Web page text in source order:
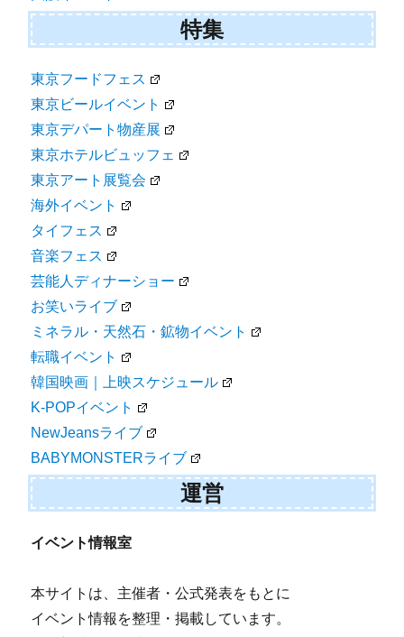
特集
東京フードフェス
東京ビールイベント
東京デパート物産展
東京ホテルビュッフェ
東京アート展覧会
海外イベント
タイフェス
音楽フェス
芸能人ディナーショー
お笑いライブ
ミネラル・天然石・鉱物イベント
転職イベント
韓国映画｜上映スケジュール
K-POPイベント
NewJeansライブ
BABYMONSTERライブ
運営
イベント情報室
本サイトは、主催者・公式発表をもとに
イベント情報を整理・掲載しています。